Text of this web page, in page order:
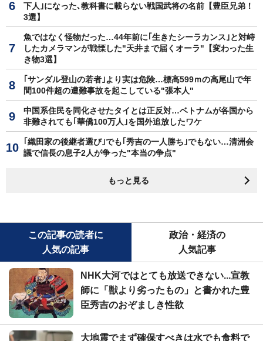
下人｣になった､教科書に載らない戦国武将の名前【豊臣兄弟！
3選】
魚ではなく怪物だった…44年前に｢生きたシーラカンス｣と対峙
したカメラマンが戦慄した"天井まで届くオーラ"【変わった生
き物3選】
｢サンダル登山の若者｣より実は危険…標高599ｍの高尾山で年
間100件超の遭難事故を起こしている"張本人"
中国系住民を同化させたタイとは正反対…ベトナムが各国から
非難されても｢華僑100万人｣を国外追放したワケ
｢織田家の後継者選び｣でも｢秀吉の一人勝ち｣でもない…清洲会
議で信長の息子2人が争った"本当の争点"
もっと見る
この記事の読者に
人気の記事
政治・経済の
人気記事
NHK大河ではとても放送できない...宣教
師に「獣より劣ったもの」と書かれた豊
臣秀吉のおぞましき性欲
大地震でまず確保すべきは水でも食料で